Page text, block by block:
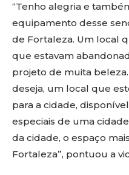
“Tenho alegria e
equipamento desse
de Fortaleza. Um local
que estavam
projeto de muita
deseja, um local que
para a cidade,
especiais de uma
da cidade, o espaço
Fortaleza”, pontuou a